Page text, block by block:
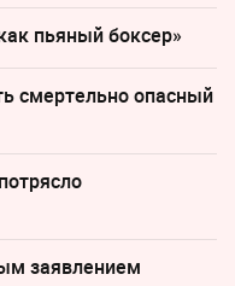
пьяный боксер»
смертельно опасный
заявлением